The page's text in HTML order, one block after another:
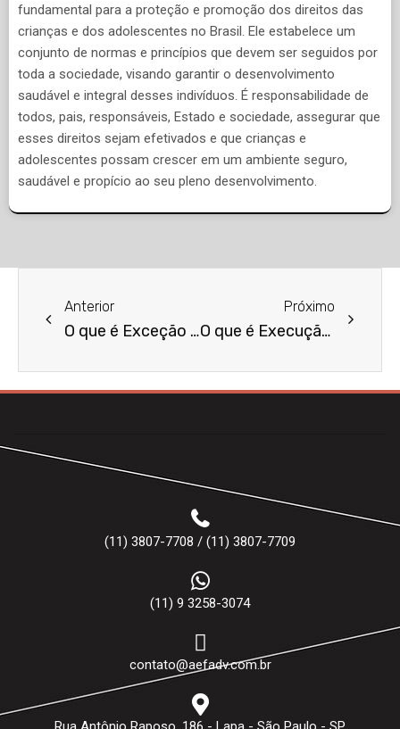
fundamental para a proteção e promoção dos direitos das
crianças e dos adolescentes no Brasil. Ele estabelece um
conjunto de normas e princípios que devem ser seguidos por
toda a sociedade, visando garantir o desenvolvimento
saudável e integral desses indivíduos. É responsabilidade de
todos, pais, responsáveis, Estado e sociedade, assegurar que
esses direitos sejam efetivados e que crianças e
adolescentes possam crescer em um ambiente seguro,
saudável e propício ao seu pleno desenvolvimento.
Anterior
O que é Exceção de Suspeição?
Próximo
O que é Execução Provisória?
(11) 3807-7708 / (11) 3807-7709
(11) 9 3258-3074
contato@aefadv.com.br